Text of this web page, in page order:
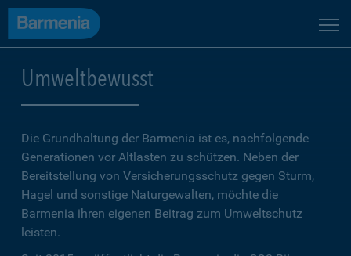
Umweltbewusst
Die Grundhaltung der Barmenia ist es, nachfolgende
Generationen vor Altlasten zu schützen. Neben der
Bereitstellung von Versicherungsschutz gegen Sturm,
Hagel und sonstige Naturgewalten, möchte die
Barmenia ihren eigenen Beitrag zum Umweltschutz
leisten.